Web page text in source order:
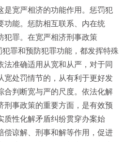
是宽严相济的功能作用。惩罚犯
功能。惩防相互联系、内在统
犯罪。在宽严相济刑事政策
犯罪和预防犯罪功能，都发挥特殊
法准确适用从宽和从严，对于同
宽处罚情节的，从有利于更好发
合判断宽与严的尺度。依法化解
刑事政策的重要方面，是有效预
质性化解矛盾纠纷贯穿办案始
偿谅解、刑事和解等作用，促进